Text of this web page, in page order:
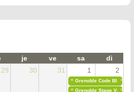
je ve sa
di
29 30 31 1 2
« Grenoble Code Blanc
»
« Grenoble Stage Vélo
»